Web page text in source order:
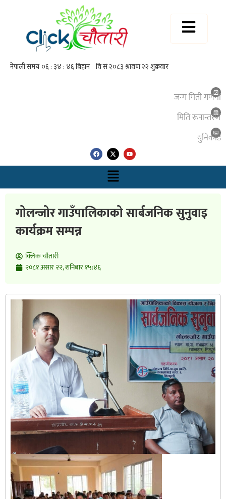
जन्म मिती गणना
मिति रूपान्तरण
युनिकाेड
गोलन्जोर गाउँपालिकाको सार्बजनिक सुनुवाइ
कार्यक्रम सम्पन्न
क्लिक चाैतारी
२०८१ असार २२, शनिबार १५:४६